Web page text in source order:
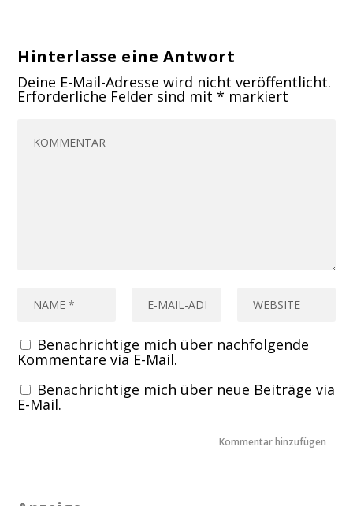
Hinterlasse eine Antwort
Deine E-Mail-Adresse wird nicht veröffentlicht.
Erforderliche Felder sind mit* markiert
Benachrichtige mich über nachfolgende
Kommentare via E-Mail.
Benachrichtige mich über neue Beiträge via
E-Mail.